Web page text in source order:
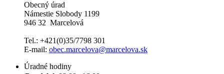
Obecný úrad
Námestie Slobody 1199
946 32 Marcelová
Tel.: +421(0)35/7798 301
E-mail: obec.marcelova@marcelova.sk
Úradné hodiny